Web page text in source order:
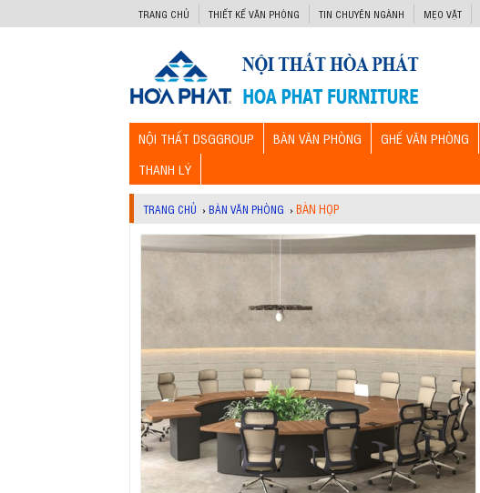
TRANG CHỦ THIẾT KẾ VĂN PHÒNG TIN CHUYÊN NGÀNH MẸO VẶT
NỘI THẤT DSGGROUP BÀN VĂN PHÒNG GHẾ VĂN PHÒNG
THANH LÝ
TRANG CHỦ › BÀN VĂN PHÒNG ›BÀN HỌP